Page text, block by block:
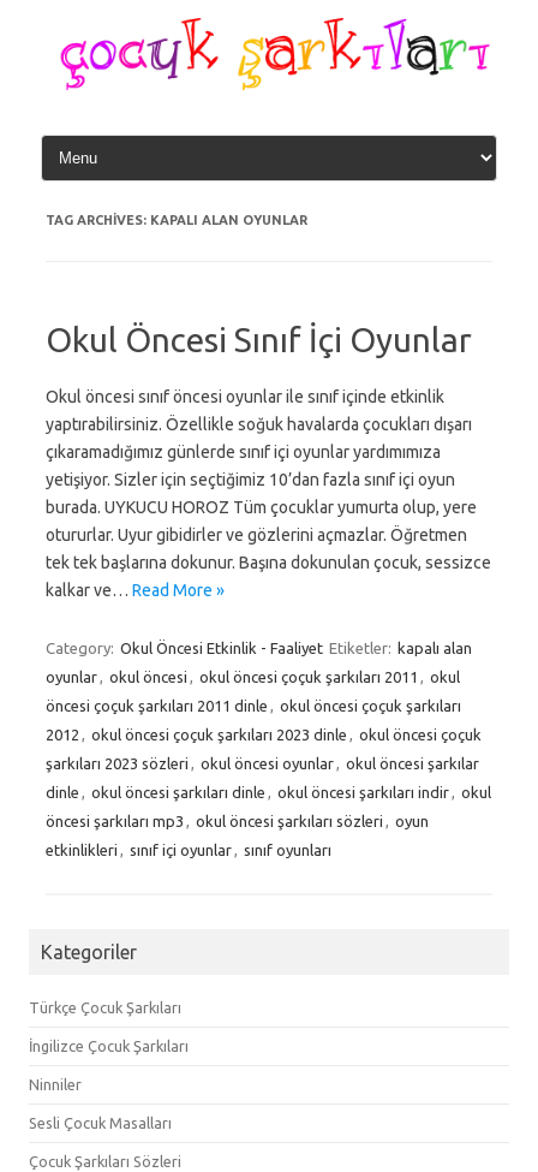
content
TAG ARCHIVES: KAPALI ALAN OYUNLAR
Okul Öncesi Sınıf İçi Oyunlar
Okul öncesi sınıf öncesi oyunlar ile sınıf içinde etkinlik
yaptırabilirsiniz. Özellikle soğuk havalarda çocukları dışarı
çıkaramadığımız günlerde sınıf içi oyunlar yardımımıza
yetişiyor. Sizler için seçtiğimiz 10’dan fazla sınıf içi oyun
burada. UYKUCU HOROZ Tüm çocuklar yumurta olup, yere
otururlar. Uyur gibidirler ve gözlerini açmazlar. Öğretmen
tek tek başlarına dokunur. Başına dokunulan çocuk, sessizce
kalkar ve… Read More »
Category: Okul Öncesi Etkinlik - Faaliyet Etiketler: kapalı alan
oyunlar
okul öncesi okul öncesi çoçuk şarkıları 2011
okul
öncesi çoçuk şarkıları 2011 dinle
okul öncesi çoçuk şarkıları
2012
okul öncesi çoçuk şarkıları 2023 dinle
okul öncesi çoçuk
şarkıları 2023 sözleri
okul öncesi oyunlar
okul öncesi şarkılar
dinle
okul öncesi şarkıları dinle okul öncesi şarkıları indir
okul
öncesi şarkıları mp3
okul öncesi şarkıları sözleri
oyun
etkinlikleri
sınıf içi oyunlar sınıf oyunları
Kategoriler
Türkçe Çocuk Şarkıları
İngilizce Çocuk Şarkıları
Ninniler
Sesli Çocuk Masalları
Çocuk Şarkıları Sözleri